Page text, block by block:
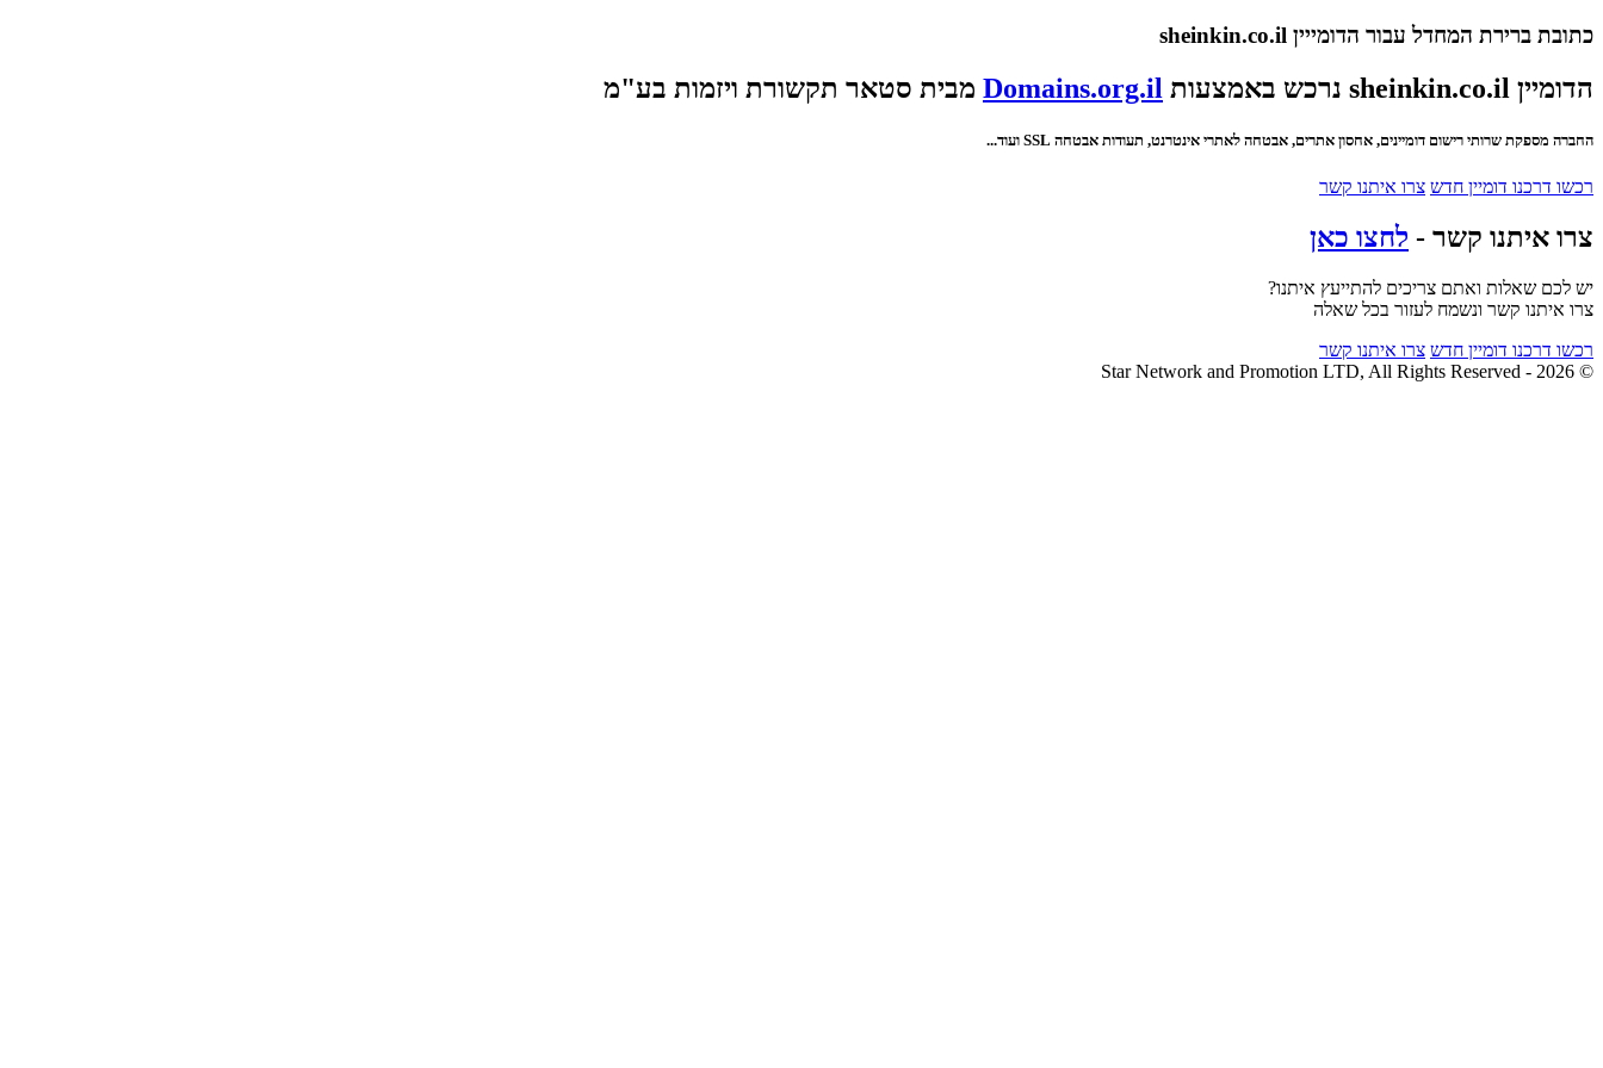
כתובת ברירת המחדל עבור הדומייין sheinkin.co.il
הדומיין sheinkin.co.il נרכש באמצעות Domains.org.il מבית סטאר תקשורת ויזמות בע"מ
החברה מספקת שרותי רישום דומיינים, אחסון אתרים, אבטחה לאתרי אינטרנט, תעודות אבטחה SSL ועוד...
רכשו דרכנו דומיין חדש צרו איתנו קשר
צרו איתנו קשר - לחצו כאן
יש לכם שאלות ואתם צריכים להתייעץ איתנו?
צרו איתנו קשר ונשמח לעזור בכל שאלה
רכשו דרכנו דומיין חדש צרו איתנו קשר
© 2026 - Star Network and Promotion LTD, All Rights Reserved